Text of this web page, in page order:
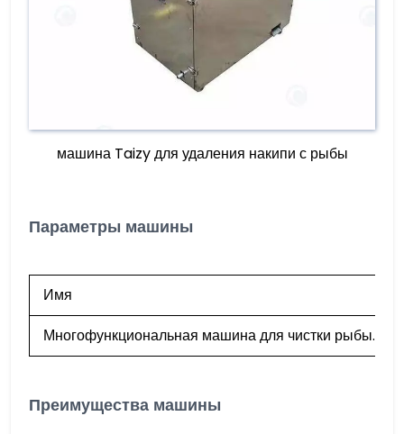
машина Taizy для удаления накипи с рыбы
Параметры машины
Имя
Многофункциональная машина для чистки рыбы.
Преимущества машины